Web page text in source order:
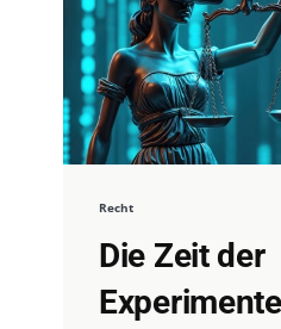
Recht
Die Zeit der
Experimente